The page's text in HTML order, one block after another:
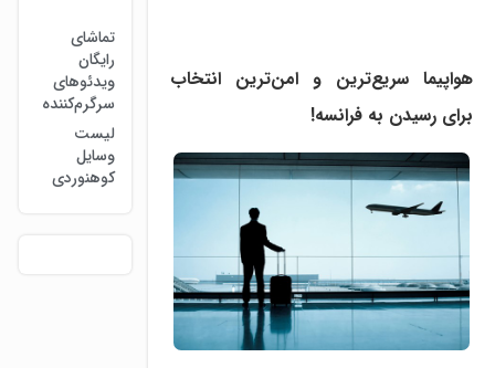
هواپیما سریع‌ترین و امن‌ترین انتخاب
برای رسیدن به فرانسه!
تماشای
رایگان
ویدئوهای
سرگرم‌کننده
لیست
وسایل
کوهنوردی